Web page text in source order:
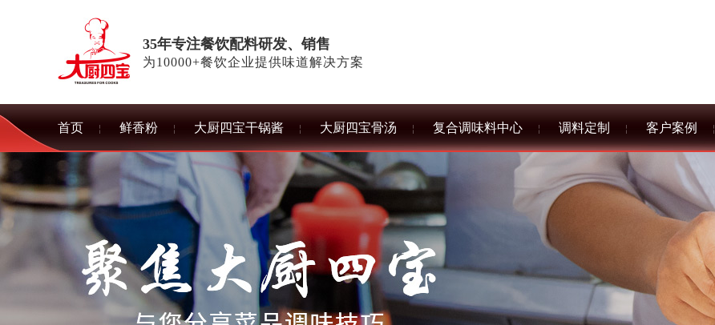
35年专注餐饮配料研发、销售
为10000+餐饮企业提供味道解决方案
首页 鲜香粉 大厨四宝干锅酱 大厨四宝骨汤 复合调味料中心 调料定制 客户案例